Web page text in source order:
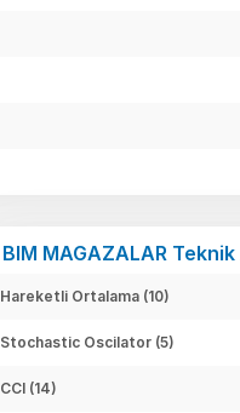
BIM MAGAZALAR
Hareketli Ortalama (10)
Stochastic Oscilator (5)
CCI (14)